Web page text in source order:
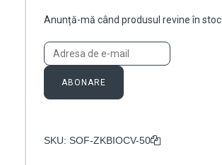
Anunță-mă când produsul revine în stoc.
ABONARE
SKU: SOF-ZKBIOCV-50